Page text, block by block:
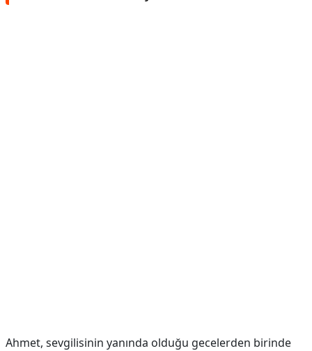
Ahmet, sevgilisinin yanında olduğu gecelerden birinde